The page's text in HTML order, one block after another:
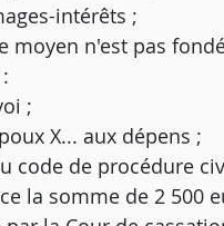
intérêts ;
moyen n'est pas
;
X... aux dépens ;
code de procédure
la somme de 2 500